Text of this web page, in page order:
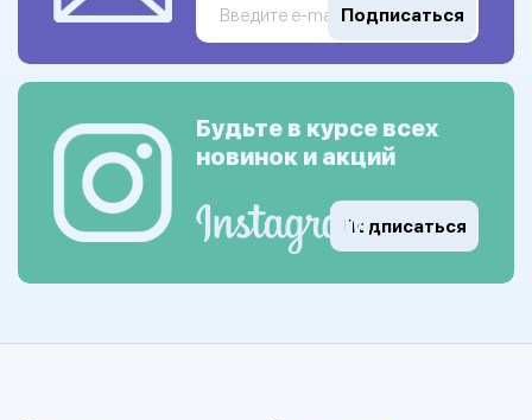
Подписаться
Будьте в курсе всех
новинок и акций
Подписаться